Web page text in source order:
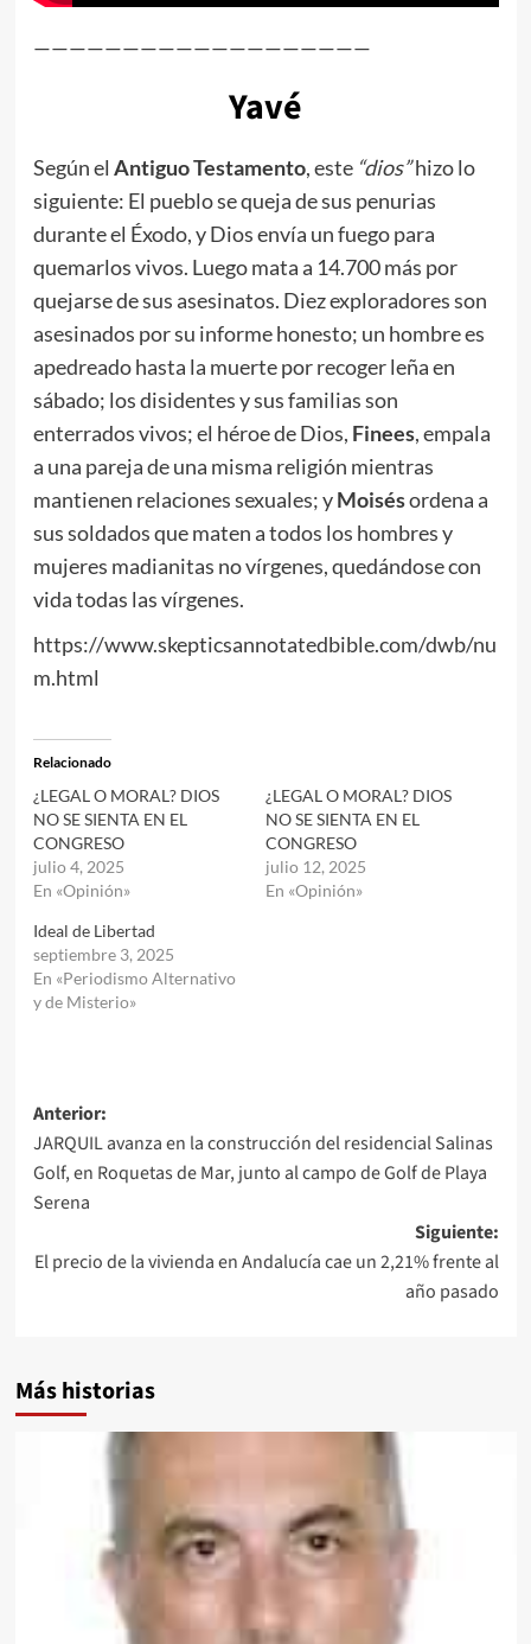
———————————————————
Yavé
Según el Antiguo Testamento, este “dios”hizo lo
siguiente: El pueblo se queja de sus penurias
durante el Éxodo, y Dios envía un fuego para
quemarlos vivos. Luego mata a 14.700 más por
quejarse de sus asesinatos. Diez exploradores son
asesinados por su informe honesto; un hombre es
apedreado hasta la muerte por recoger leña en
sábado; los disidentes y sus familias son
enterrados vivos; el héroe de Dios, Finees, empala
a una pareja de una misma religión mientras
mantienen relaciones sexuales; yMoisésordena a
sus soldados que maten a todos los hombres y
mujeres madianitas no vírgenes, quedándose con
vida todas las vírgenes.
https://www.skepticsannotatedbible.com/dwb/nu
m.html
Relacionado
¿LEGAL O MORAL? DIOS
NO SE SIENTA EN EL
CONGRESO
julio 4, 2025
En «Opinión»
¿LEGAL O MORAL? DIOS
NO SE SIENTA EN EL
CONGRESO
julio 12, 2025
En «Opinión»
Ideal de Libertad
septiembre 3, 2025
En «Periodismo Alternativo
y de Misterio»
Navegación
de
entradas
Anterior:
JARQUIL avanza en la construcción del residencial Salinas
Golf, en Roquetas de Mar, junto al campo de Golf de Playa
Serena
Siguiente:
El precio de la vivienda en Andalucía cae un 2,21% frente al
año pasado
Más historias